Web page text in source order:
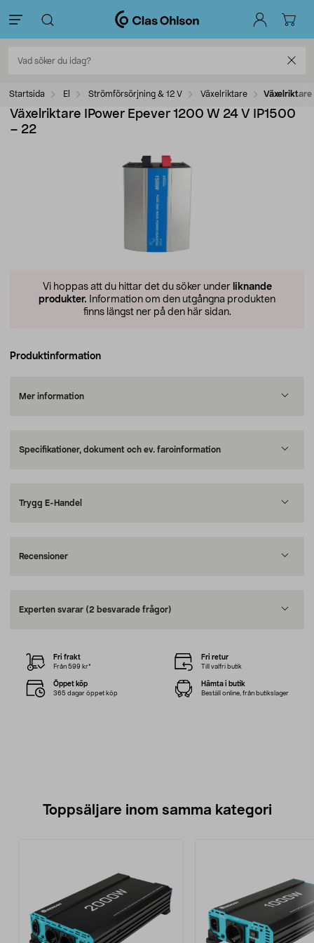
Startsida El Strömförsörjning & 12 V Växelriktare Växelriktare
Växelriktare IPower Epever 1200 W 24 V IP1500
– 22
Vi hoppas att du hittar det du söker under liknande
produkter. Information om den utgångna produkten
finns längst ner på den här sidan.
Produktinformation
Mer information
Specifikationer, dokument och ev. faroinformation
Trygg E-Handel
Recensioner
Experten svarar (2 besvarade frågor)
Fri frakt
Från 599 kr*
Fri retur
Till valfri butik
Öppet köp
365 dagar öppet köp
Hämta i butik
Beställ online, från butikslager
Toppsäljare inom samma kategori